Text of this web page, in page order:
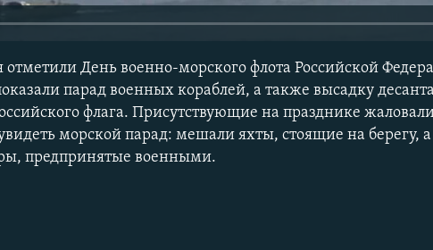
отметили День военно-морского флота Российской
парад военных кораблей, а также высадку
флага. Присутствующие на празднике
морской парад: мешали яхты, стоящие на берегу,
предпринятые военными.